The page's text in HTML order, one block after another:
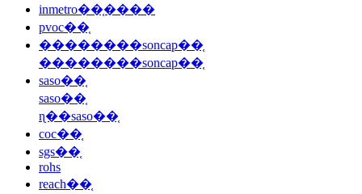
inmetro��֤����
pvoc��֤
��������soncap��֤
��������soncap��֤
saso��֤
saso��֤
ɳ��saso��֤
coc��֤
sgs��֤
rohs
reach��֤